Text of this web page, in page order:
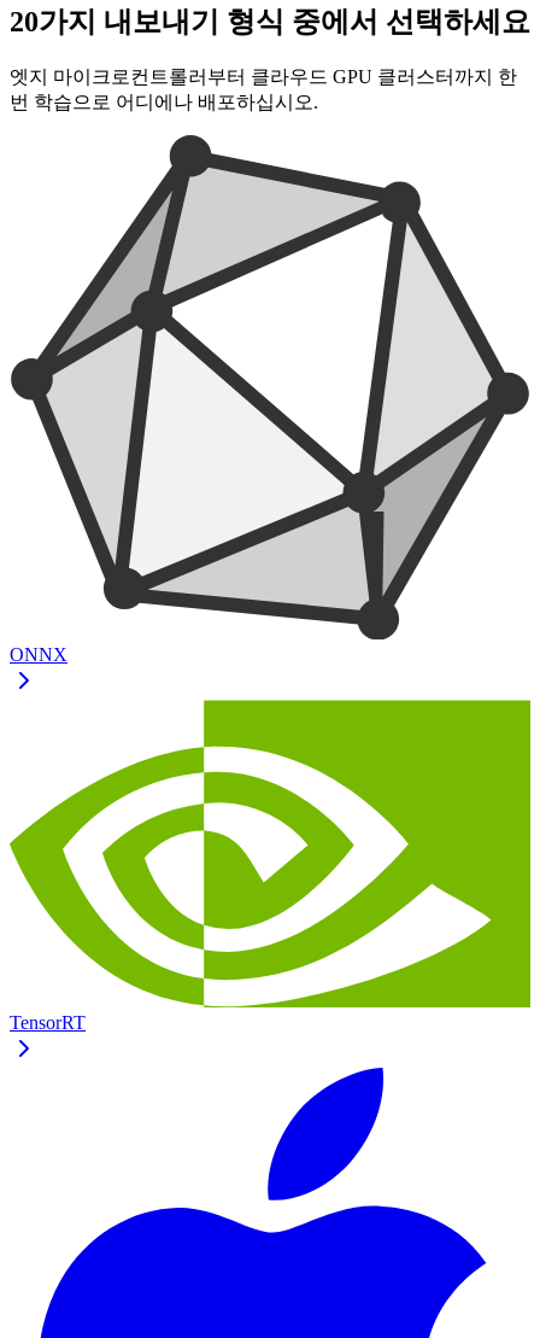
20가지 내보내기 형식 중에서 선택하세요
엣지 마이크로컨트롤러부터 클라우드 GPU 클러스터까지 한
번 학습으로 어디에나 배포하십시오.
ONNX
TensorRT